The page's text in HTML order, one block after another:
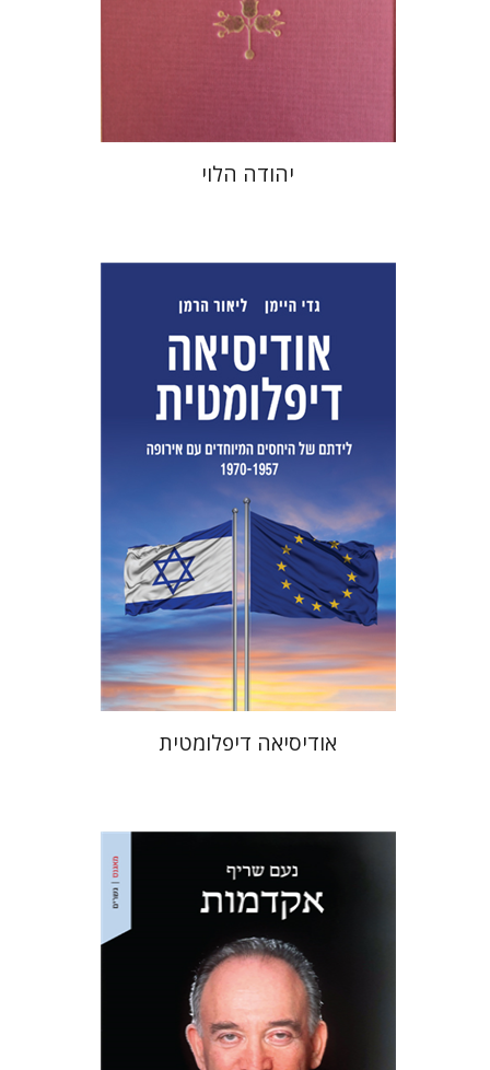
הנחת אתר ספר מודפס
יהודה הלוי
ליאור הרמן גדי היימן
הנחת אתר ספר מודפס
$42
$38
אודיסיאה דיפלומטית
נעם שריף
מתן חרמוני